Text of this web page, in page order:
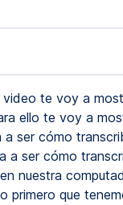
video te voy a
ello te voy a
a ser cómo
a ser cómo
nuestra
primero que